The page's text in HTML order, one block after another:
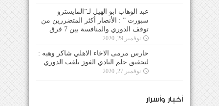
عبد الوهاب ابو الهيل لـ”المايسترو
سبورت ” : الأنصار أكثر المتضررين من
توقف الدوري والمنافسة بين 7 فرق
نوفمبر 29, 2020
حارس مرمى الاخاء الاهلي شاكر وهبه :
لتحقيق حلم النادي الفوز بلقب الدوري
نوفمبر 27, 2020
أخبار وأسرار